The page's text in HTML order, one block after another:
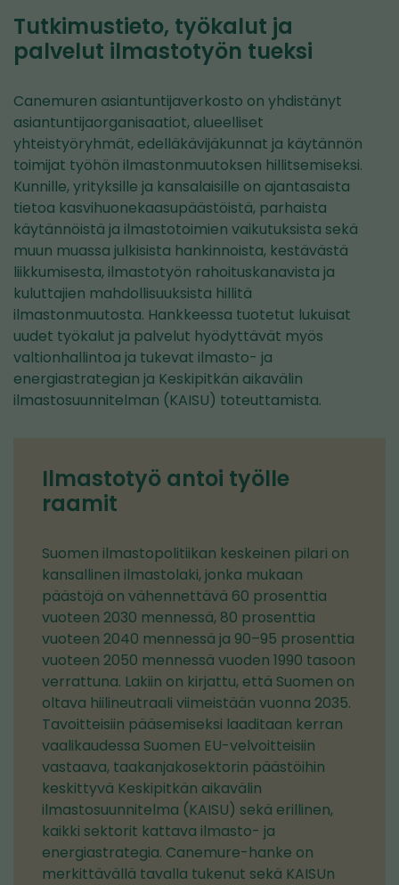
Tutkimustieto, työkalut ja
palvelut ilmastotyön tueksi
Canemuren asiantuntijaverkosto on yhdistänyt
asiantuntijaorganisaatiot, alueelliset
yhteistyöryhmät, edelläkävijäkunnat ja käytännön
toimijat työhön ilmastonmuutoksen hillitsemiseksi.
Kunnille, yrityksille ja kansalaisille on ajantasaista
tietoa kasvihuonekaasupäästöistä, parhaista
käytännöistä ja ilmastotoimien vaikutuksista sekä
muun muassa julkisista hankinnoista, kestävästä
liikkumisesta, ilmastotyön rahoituskanavista ja
kuluttajien mahdollisuuksista hillitä
ilmastonmuutosta. Hankkeessa tuotetut lukuisat
uudet työkalut ja palvelut hyödyttävät myös
valtionhallintoa ja tukevat ilmasto- ja
energiastrategian ja Keskipitkän aikavälin
ilmastosuunnitelman (KAISU) toteuttamista.
Ilmastotyö antoi työlle
raamit
Suomen ilmastopolitiikan keskeinen pilari on
kansallinen ilmastolaki, jonka mukaan
päästöjä on vähennettävä 60 prosenttia
vuoteen 2030 mennessä, 80 prosenttia
vuoteen 2040 mennessä ja 90–95 prosenttia
vuoteen 2050 mennessä vuoden 1990 tasoon
verrattuna. Lakiin on kirjattu, että Suomen on
oltava hiilineutraali viimeistään vuonna 2035.
Tavoitteisiin pääsemiseksi laaditaan kerran
vaalikaudessa Suomen EU-velvoitteisiin
vastaava, taakanjakosektorin päästöihin
keskittyvä Keskipitkän aikavälin
ilmastosuunnitelma (KAISU) sekä erillinen,
kaikki sektorit kattava ilmasto- ja
energiastrategia. Canemure-hanke on
merkittävällä tavalla tukenut sekä KAISUn